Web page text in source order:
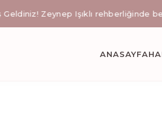
Işıklı rehberliğinde bedeninizi
ANASAYFA